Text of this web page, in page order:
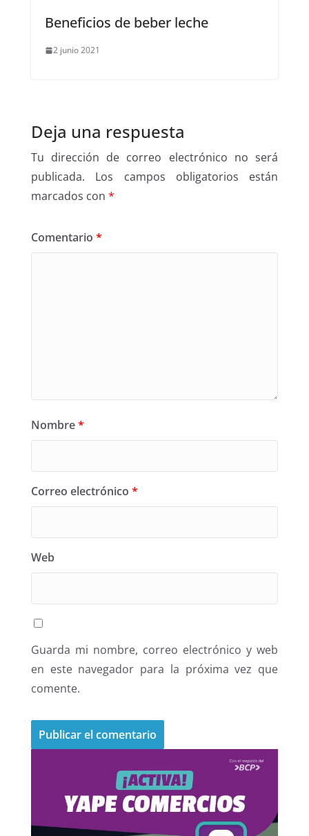
Beneficios de beber leche
2 junio 2021
Deja una respuesta
Tu dirección de correo electrónico no será
publicada.
Los campos obligatorios están
marcados con *
Comentario *
Nombre*
Correo electrónico *
Web
Guarda mi nombre, correo electrónico y web
en este navegador para la próxima vez que
comente.